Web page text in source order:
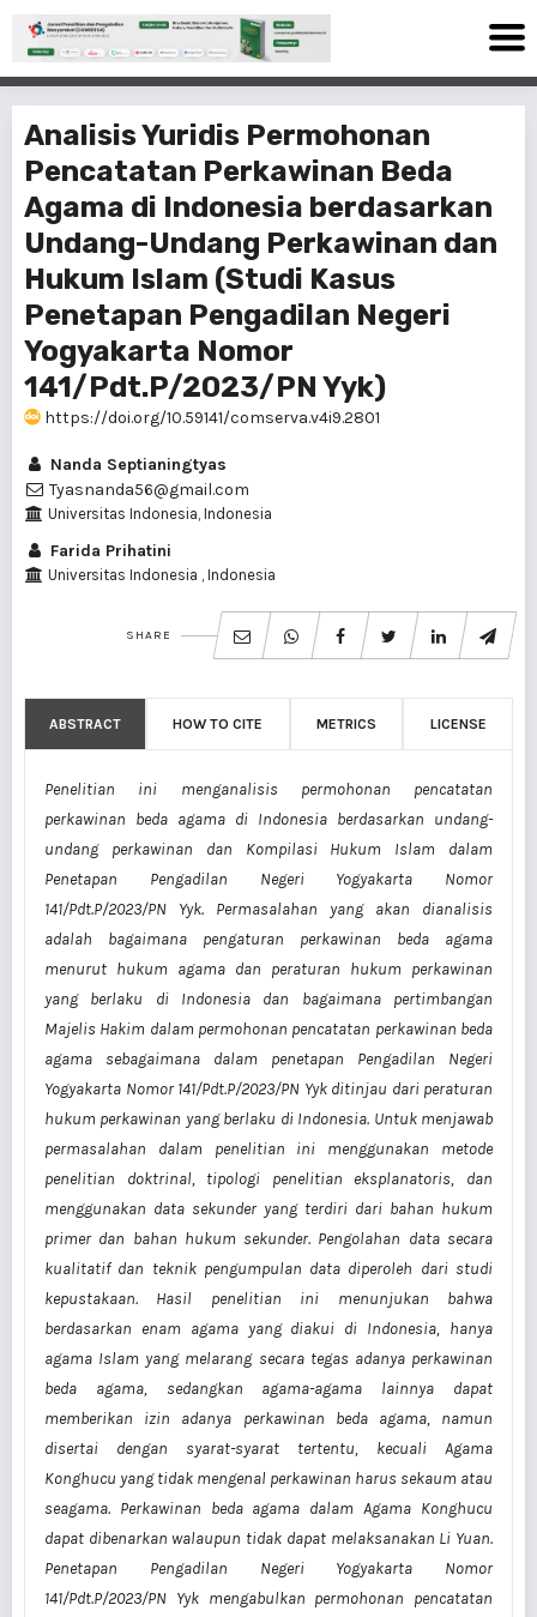
Analisis Yuridis Permohonan
Pencatatan Perkawinan Beda
Agama di Indonesia berdasarkan
Undang-Undang Perkawinan dan
Hukum Islam (Studi Kasus
Penetapan Pengadilan Negeri
Yogyakarta Nomor
141/Pdt.P/2023/PN Yyk)
https://doi.org/10.59141/comserva.v4i9.2801
Nanda Septianingtyas
Tyasnanda56@gmail.com
Universitas Indonesia, Indonesia
Farida Prihatini
Universitas Indonesia , Indonesia
SHARE
ABSTRACT HOW TO CITE METRICS LICENSE
Penelitian ini menganalisis permohonan pencatatan
perkawinan beda agama di Indonesia berdasarkan undang-
undang perkawinan dan Kompilasi Hukum Islam dalam
Penetapan Pengadilan Negeri Yogyakarta Nomor
141/Pdt.P/2023/PN Yyk. Permasalahan yang akan dianalisis
adalah bagaimana pengaturan perkawinan beda agama
menurut hukum agama dan peraturan hukum perkawinan
yang berlaku di Indonesia dan bagaimana pertimbangan
Majelis Hakim dalam permohonan pencatatan perkawinan beda
agama sebagaimana dalam penetapan Pengadilan Negeri
Yogyakarta Nomor 141/Pdt.P/2023/PN Yyk ditinjau dari peraturan
hukum perkawinan yang berlaku di Indonesia. Untuk menjawab
permasalahan dalam penelitian ini menggunakan metode
penelitian doktrinal, tipologi penelitian eksplanatoris, dan
menggunakan data sekunder yang terdiri dari bahan hukum
primer dan bahan hukum sekunder. Pengolahan data secara
kualitatif dan teknik pengumpulan data diperoleh dari studi
kepustakaan. Hasil penelitian ini menunjukan bahwa
berdasarkan enam agama yang diakui di Indonesia, hanya
agama Islam yang melarang secara tegas adanya perkawinan
beda agama, sedangkan agama-agama lainnya dapat
memberikan izin adanya perkawinan beda agama, namun
disertai dengan syarat-syarat tertentu, kecuali Agama
Konghucu yang tidak mengenal perkawinan harus sekaum atau
seagama. Perkawinan beda agama dalam Agama Konghucu
dapat dibenarkan walaupun tidak dapat melaksanakan Li Yuan.
Penetapan Pengadilan Negeri Yogyakarta Nomor
141/Pdt.P/2023/PN Yyk mengabulkan permohonan pencatatan